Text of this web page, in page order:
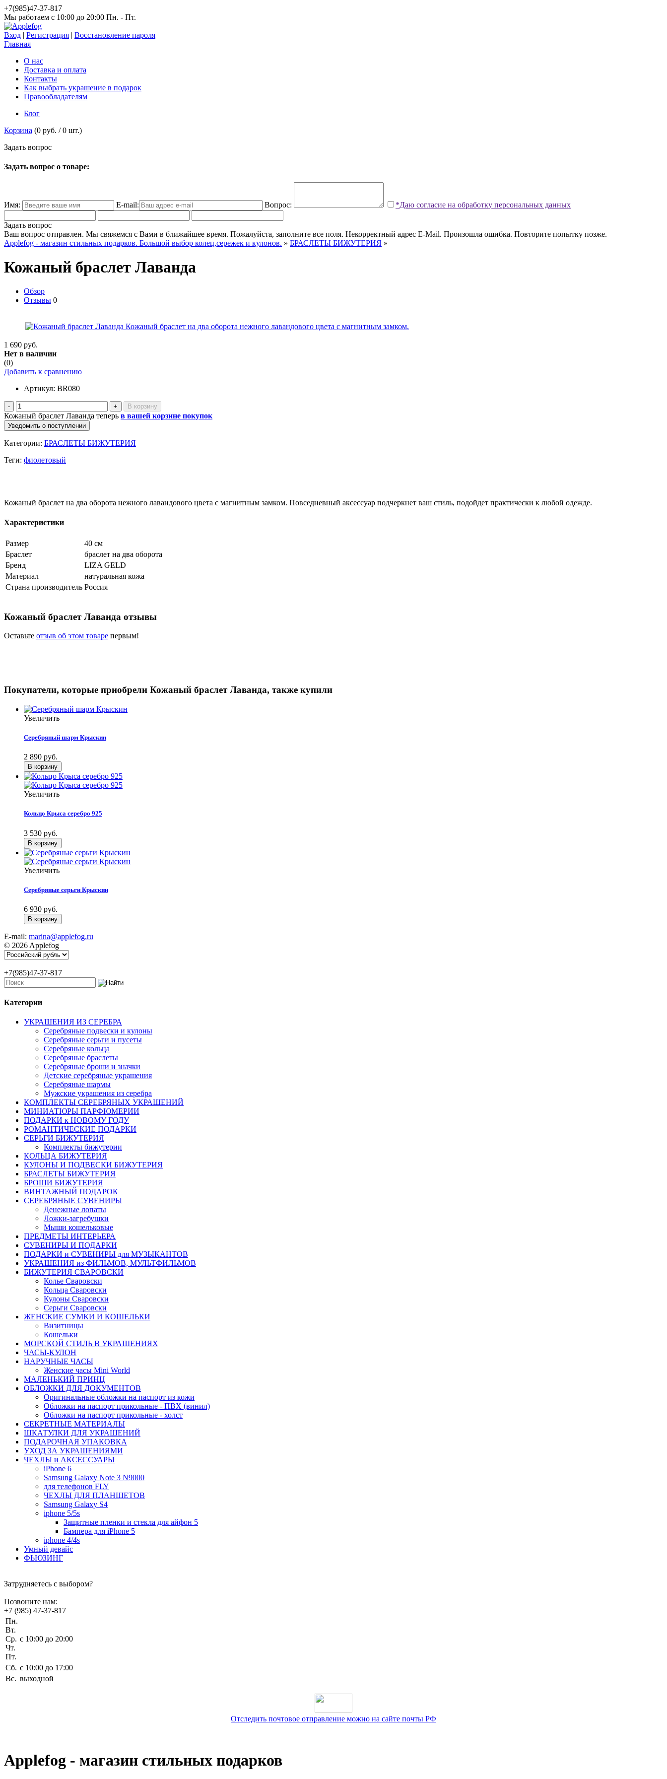
+7(985)47-37-817
Мы работаем c 10:00 до 20:00 Пн. - Пт.
Вход | Регистрация | Восстановление пароля
Главная
О нас
Доставка и оплата
Контакты
Как выбрать украшение в подарок
Правообладателям
Блог
Корзина (0 руб. /0 шт.)
Задать вопрос
Задать вопрос о товаре:
Имя: E-mail: Вопрос: *Даю согласие на обработку персональных данных
Задать вопрос
Ваш вопрос отправлен. Мы свяжемся с Вами в ближайшее время. Пожалуйста, заполните все поля. Некорректный адрес E-Mail. Произошла ошибка. Повторите попытку позже.
Applefog - магазин стильных подарков. Большой выбор колец,сережек и кулонов. » БРАСЛЕТЫ БИЖУТЕРИЯ »
Кожаный браслет Лаванда
Обзор
Отзывы 0
1 690 руб.
Нет в наличии
(0)
Добавить к сравнению
Артикул: BR080
- +
Кожаный браслет Лаванда теперь в вашей корзине покупок
Уведомить о поступлении
Категории: БРАСЛЕТЫ БИЖУТЕРИЯ
Теги: фиолетовый
Кожаный браслет на два оборота нежного лавандового цвета с магнитным замком. Повседневный аксессуар подчеркнет ваш стиль, подойдет практически к любой одежде.
Характеристики
Размер
40 см
Браслет
браслет на два оборота
Бренд
LIZA GELD
Материал
натуральная кожа
Страна производитель Россия
Кожаный браслет Лаванда отзывы
Оставьте отзыв об этом товаре первым!
Покупатели, которые приобрели Кожаный браслет Лаванда, также купили
Увеличить
Серебряный шарм Крыскин
2 890 руб.
Увеличить
Кольцо Крыса серебро 925
3 530 руб.
Увеличить
Серебряные серьги Крыскин
6 930 руб.
E-mail: marina@applefog.ru
© 2026 Applefog
+7(985)47-37-817
Категории
УКРАШЕНИЯ ИЗ СЕРЕБРА
Серебряные подвески и кулоны
Серебряные серьги и пусеты
Серебряные кольца
Серебряные браслеты
Серебряные броши и значки
Детские серебряные украшения
Серебряные шармы
Мужские украшения из серебра
КОМПЛЕКТЫ СЕРЕБРЯНЫХ УКРАШЕНИЙ
МИНИАТЮРЫ ПАРФЮМЕРИИ
ПОДАРКИ к НОВОМУ ГОДУ
РОМАНТИЧЕСКИЕ ПОДАРКИ
СЕРЬГИ БИЖУТЕРИЯ
Комплекты бижутерии
КОЛЬЦА БИЖУТЕРИЯ
КУЛОНЫ И ПОДВЕСКИ БИЖУТЕРИЯ
БРАСЛЕТЫ БИЖУТЕРИЯ
БРОШИ БИЖУТЕРИЯ
ВИНТАЖНЫЙ ПОДАРОК
СЕРЕБРЯНЫЕ СУВЕНИРЫ
Денежные лопаты
Ложки-загребушки
Мыши кошельковые
ПРЕДМЕТЫ ИНТЕРЬЕРА
СУВЕНИРЫ И ПОДАРКИ
ПОДАРКИ и СУВЕНИРЫ для МУЗЫКАНТОВ
УКРАШЕНИЯ из ФИЛЬМОВ, МУЛЬТФИЛЬМОВ
БИЖУТЕРИЯ СВАРОВСКИ
Колье Сваровски
Кольца Сваровски
Кулоны Сваровски
Серьги Сваровски
ЖЕНСКИЕ СУМКИ И КОШЕЛЬКИ
Визитницы
Кошельки
МОРСКОЙ СТИЛЬ В УКРАШЕНИЯХ
ЧАСЫ-КУЛОН
НАРУЧНЫЕ ЧАСЫ
Женские часы Mini World
МАЛЕНЬКИЙ ПРИНЦ
ОБЛОЖКИ ДЛЯ ДОКУМЕНТОВ
Оригинальные обложки на паспорт из кожи
Обложки на паспорт прикольные - ПВХ (винил)
Обложки на паспорт прикольные - холст
СЕКРЕТНЫЕ МАТЕРИАЛЫ
ШКАТУЛКИ ДЛЯ УКРАШЕНИЙ
ПОДАРОЧНАЯ УПАКОВКА
УХОД ЗА УКРАШЕНИЯМИ
ЧEХЛЫ и АКСЕССУАРЫ
iPhone 6
Samsung Galaxy Note 3 N9000
для телефонов FLY
ЧЕХЛЫ ДЛЯ ПЛАНШЕТОВ
Samsung Galaxy S4
iphone 5/5s
Защитные пленки и стекла для айфон 5
Бампера для iPhone 5
iphone 4/4s
Умный девайс
ФЬЮЗИНГ
Затрудняетесь с выбором?
Позвоните нам:
+7 (985) 47-37-817
Пн.
Вт.
Ср.
Чт.
Пт.
c 10:00 до 20:00
Сб. c 10:00 до 17:00
Вс. выходной
Отследить почтовое отправление можно на сайте почты РФ
Applefog - магазин стильных подарков